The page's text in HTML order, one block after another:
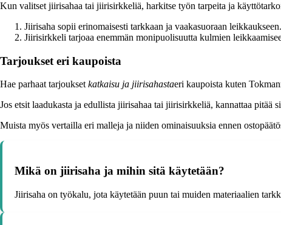
Kun valitset jiirisahaa tai jiirisirkkeliä, harkitse työn tarpeita ja
Jiirisaha sopii erinomaisesti tarkkaan ja vaakasuoraan leikkaukseen.
Jiirisirkkeli tarjoaa enemmän monipuolisuutta kulmien
Tarjoukset eri kaupoista
Hae parhaat tarjouksetkatkaisu ja jiirisahastaeri kaupoista kuten
Jos etsit laadukasta ja edullista jiirisahaa tai jiirisirkkeliä, kannattaa pitää
Muista myös vertailla eri malleja ja niiden ominaisuuksia ennen
Mikä on jiirisaha ja mihin sitä käytetään?
Jiirisaha on työkalu, jota käytetään puun tai muiden materiaalien